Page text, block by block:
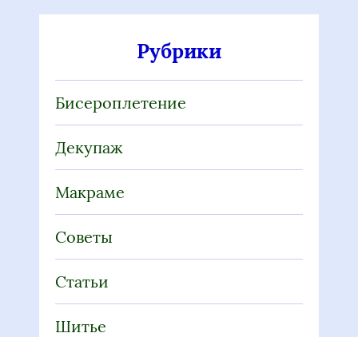
Рубрики
Бисероплетение
Декупаж
Макраме
Советы
Статьи
Шитье